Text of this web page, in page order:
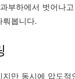
부하에서 벗어나
뤄봅니다.
만 동시에 압도